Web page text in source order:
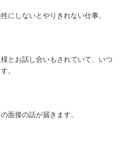
にしないとやりきれない仕事。
とお話し合いもされていて、いつ
。
面接の話が届きます。